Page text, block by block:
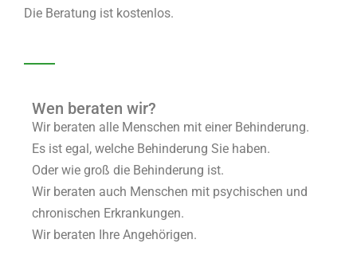
Die Beratung ist kostenlos.
Wen beraten wir?
Wir beraten alle Menschen mit einer Behinderung.
Es ist egal, welche Behinderung Sie haben.
Oder wie groß die Behinderung ist.
Wir beraten auch Menschen mit psychischen und
chronischen Erkrankungen.
Wir beraten Ihre Angehörigen.